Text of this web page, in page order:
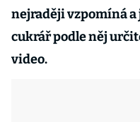
nejraději vzpomíná
cukrář podle něj
video.